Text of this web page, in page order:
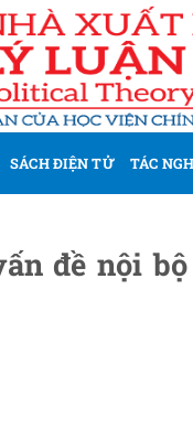
SÁCH ĐIỆN TỬ TÁC
đề nội